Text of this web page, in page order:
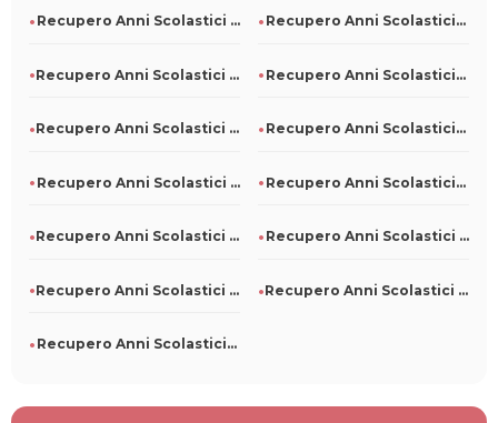
Recupero Anni Scolastici Persi A Morro D'Oro Recupero Anni Scolastici Persi A Paterno
Recupero Anni Scolastici Persi A Borgo Mantovano Recupero Anni Scolastici Persi A Bollengo
Recupero Anni Scolastici Persi A Campodipietra Recupero Anni Scolastici Persi A Argenta
Recupero Anni Scolastici Persi A Albosaggia Recupero Anni Scolastici Persi A San Luca
Recupero Anni Scolastici Persi A San Colombano Certenoli Recupero Anni Scolastici Persi A Pieve D'Olmi
Recupero Anni Scolastici Persi A Pino Torinese Recupero Anni Scolastici Persi A Piano Di Sorrento
Recupero Anni Scolastici Persi A Corinaldo